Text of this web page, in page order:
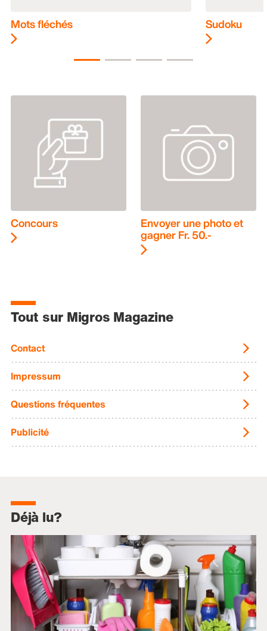
Mots fléchés Sudoku
Concours Envoyer une photo et
gagner Fr. 50.-
Tout sur Migros Magazine
Contact
Impressum
Questions fréquentes
Publicité
Déjà lu?